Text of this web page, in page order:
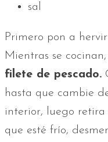
sal
Primero pon a
Mientras se
filete de pescado.
hasta que cambie
interior, luego retira
que esté frío,